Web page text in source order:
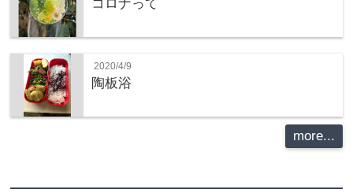
コロナって
2020/4/9
陶板浴
more...